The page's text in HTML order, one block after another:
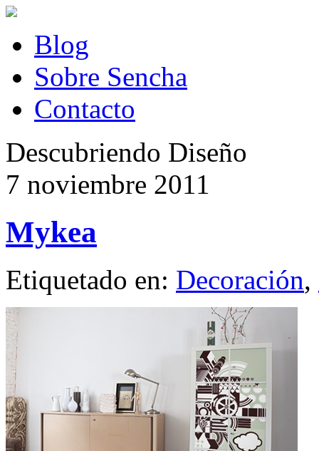
Blog
Sobre Sencha
Contacto
Descubriendo Diseño
7 noviembre 2011
Mykea
Etiquetado en: Decoración,